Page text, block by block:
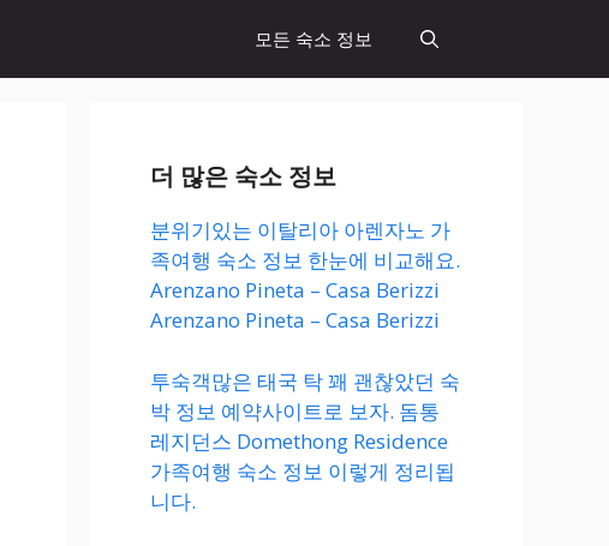
모든 숙소 정보
더 많은 숙소 정보
분위기있는 이탈리아 아렌자노 가
족여행 숙소 정보 한눈에 비교해요.
Arenzano Pineta – Casa Berizzi
Arenzano Pineta – Casa Berizzi
투숙객많은 태국 탁 꽤 괜찮았던 숙
박 정보 예약사이트로 보자. 돔통
레지던스 Domethong Residence
가족여행 숙소 정보 이렇게 정리됩
니다.